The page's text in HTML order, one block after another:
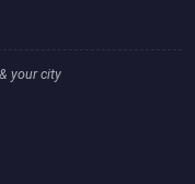
your city